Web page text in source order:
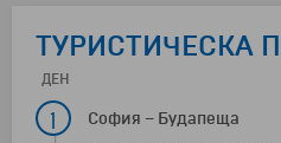
ТУРИСТИЧЕСКА
ДЕН
1 София – Будапеща